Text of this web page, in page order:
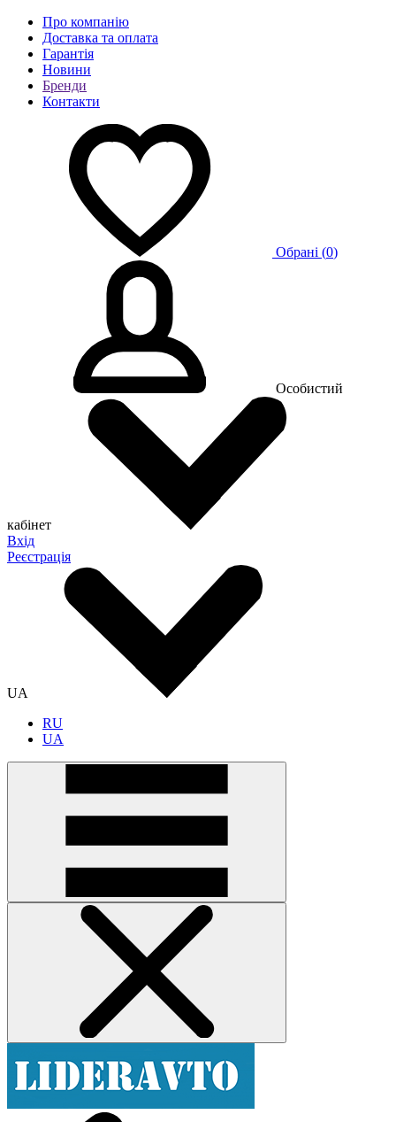
Про компанію
Доставка та оплата
Гарантія
Новини
Бренди
Контакти
Обрані (0)
Особистий
кабінет
Вхід
Реєстрація
UA
RU
UA